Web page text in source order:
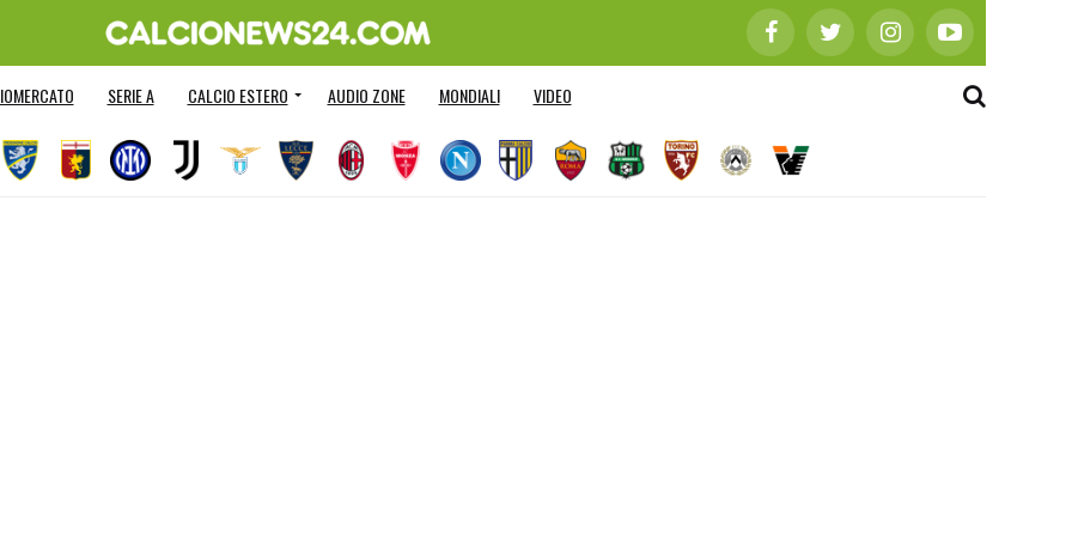
SERIE A CALCIO ESTERO AUDIO ZONE MONDIALI VIDEO